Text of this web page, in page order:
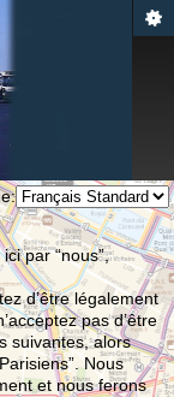
par “nous”,
d’être légalement
pas d’être
suivantes, alors
Nous
et nous ferons